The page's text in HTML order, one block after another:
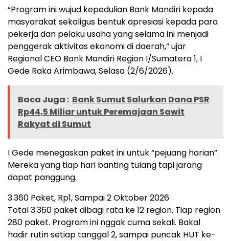
“Program ini wujud kepedulian Bank Mandiri kepada
masyarakat sekaligus bentuk apresiasi kepada para
pekerja dan pelaku usaha yang selama ini menjadi
penggerak aktivitas ekonomi di daerah,” ujar
Regional CEO Bank Mandiri Region I/Sumatera 1, I
Gede Raka Arimbawa, Selasa (2/6/2026).
Baca Juga : Bank Sumut Salurkan Dana PSR
Rp44,5 Miliar untuk Peremajaan Sawit
Rakyat di Sumut
I Gede menegaskan paket ini untuk “pejuang harian”.
Mereka yang tiap hari banting tulang tapi jarang
dapat panggung.
3.360 Paket, Rp1, Sampai 2 Oktober 2026
Total 3.360 paket dibagi rata ke 12 region. Tiap region
280 paket. Program ini nggak cuma sekali. Bakal
hadir rutin setiap tanggal 2, sampai puncak HUT ke-